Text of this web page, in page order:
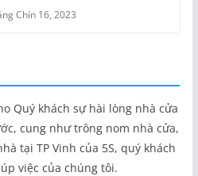
Chín 16, 2023
Quý khách sự hài lòng nhà cửa
cung như trông nom nhà cửa,
tại TP Vinh của 5S, quý khách
việc của chúng tôi.